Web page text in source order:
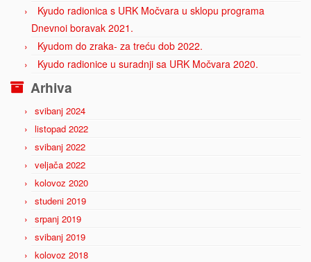
Kyudo radionica s URK Močvara u sklopu programa
Dnevnoi boravak 2021.
Kyudom do zraka- za treću dob 2022.
Kyudo radionice u suradnji sa URK Močvara 2020.
Arhiva
svibanj 2024
listopad 2022
svibanj 2022
veljača 2022
kolovoz 2020
studeni 2019
srpanj 2019
svibanj 2019
kolovoz 2018